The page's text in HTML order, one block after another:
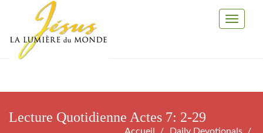
Toggle
Lecture Quotidienne Actes 7: 2-29